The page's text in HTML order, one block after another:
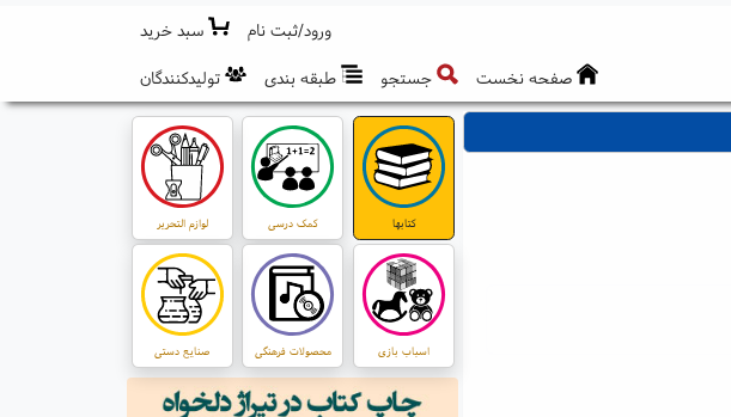
ورود/ثبت نام
سبد خرید
صفحه نخست
جستجو طبقه بندی تولیدکنندگان
کتابها کمک درسی لوازم التحریر
اسباب بازی محصولات فرهنگی صنایع دستی